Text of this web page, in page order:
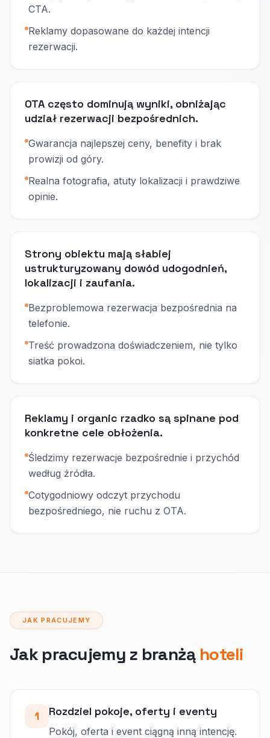
CTA.
Reklamy dopasowane do każdej intencji
rezerwacji.
OTA często dominują wyniki, obniżając
udział rezerwacji bezpośrednich.
Gwarancja najlepszej ceny, benefity i brak
prowizji od góry.
Realna fotografia, atuty lokalizacji i prawdziwe
opinie.
Strony obiektu mają słabiej
ustrukturyzowany dowód udogodnień,
lokalizacji i zaufania.
Bezproblemowa rezerwacja bezpośrednia na
telefonie.
Treść prowadzona doświadczeniem, nie tylko
siatka pokoi.
Reklamy i organic rzadko są spinane pod
konkretne cele obłożenia.
Śledzimy rezerwacje bezpośrednie i przychód
według źródła.
Cotygodniowy odczyt przychodu
bezpośredniego, nie ruchu z OTA.
JAK PRACUJEMY
Jak pracujemy z branżą hoteli
1 Rozdziel pokoje, oferty i eventy
Pokój, oferta i event ciągną inną intencję.